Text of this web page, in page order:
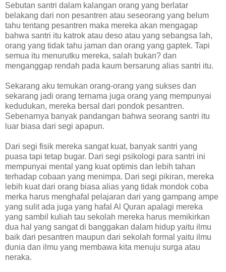
Sebutan santri dalam kalangan orang yang berlatar
belakang dari non pesantren atau seseorang yang belum
tahu tentang pesantren maka mereka akan mengagap
bahwa santri itu katrok atau deso atau yang sebangsa lah,
orang yang tidak tahu jaman dan orang yang gaptek. Tapi
semua itu menurutku mereka, salah bukan? dan
menganggap rendah pada kaum bersarung alias santri itu.
Sekarang aku temukan orang-orang yang sukses dan
sekarang jadi orang ternama juga orang yang mempunyai
kedudukan, mereka bersal dari pondok pesantren.
Sebenarnya banyak pandangan bahwa seorang santri itu
luar biasa dari segi apapun.
Dari segi fisik mereka sangat kuat, banyak santri yang
puasa tapi tetap bugar. Dari segi psikologi para santri ini
mempunyai mental yang kuat optimis dan lebih tahan
terhadap cobaan yang menimpa. Dari segi pikiran, mereka
lebih kuat dari orang biasa alias yang tidak mondok coba
merka harus menghafal pelajaran dari yang gampang ampe
yang sulit ada juga yang hafal Al Quran apalagi mereka
yang sambil kuliah tau sekolah mereka harus memikirkan
dua hal yang sangat di banggakan dalam hidup yaitu ilmu
baik dari pesantren maupun dari sekolah formal yaitu ilmu
dunia dan ilmu yang membawa kita menuju surga atau
neraka.